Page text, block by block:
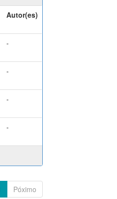
Autor(es)
-
-
-
-
Póximo